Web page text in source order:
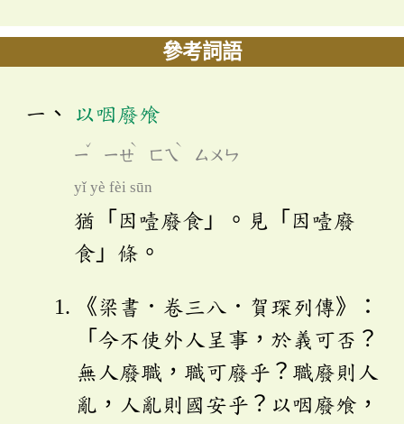
參考詞語
以咽廢飧
ㄧ
ˇ
ㄧㄝ
ˋ
ㄈㄟ
ˋ
ㄙㄨㄣ
yǐ yè fèi sūn
猶「因噎廢食」。見「因噎廢
食」條。
《梁書．卷三八．賀琛列傳》：
「今不使外人呈事，於義可否？
無人廢職，職可廢乎？職廢則人
亂，人亂則國安乎？以咽廢飧，